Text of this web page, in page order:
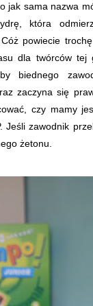
to jak sama nazwa
która
powiecie
dla twórców tej
biednego
zaczyna się
czy mamy
Jeśli zawodnik
żetonu.